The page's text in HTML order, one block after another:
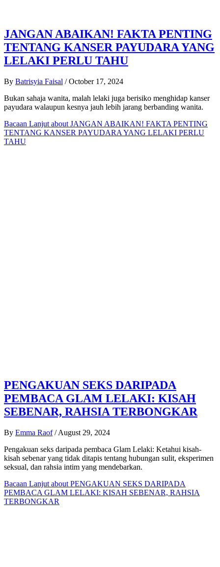
JANGAN ABAIKAN! FAKTA PENTING
TENTANG KANSER PAYUDARA YANG
LELAKI PERLU TAHU
By Batrisyia Faisal / October 17, 2024
Bukan sahaja wanita, malah lelaki juga berisiko menghidap kanser
payudara walaupun kesnya jauh lebih jarang berbanding wanita.
Bacaan Lanjut about JANGAN ABAIKAN! FAKTA PENTING
TENTANG KANSER PAYUDARA YANG LELAKI PERLU
TAHU
PENGAKUAN SEKS DARIPADA
PEMBACA GLAM LELAKI: KISAH
SEBENAR, RAHSIA TERBONGKAR
By Emma Raof / August 29, 2024
Pengakuan seks daripada pembaca Glam Lelaki: Ketahui kisah-
kisah sebenar yang tidak ditapis tentang hubungan sulit, eksperimen
seksual, dan rahsia intim yang mendebarkan.
Bacaan Lanjut about PENGAKUAN SEKS DARIPADA
PEMBACA GLAM LELAKI: KISAH SEBENAR, RAHSIA
TERBONGKAR